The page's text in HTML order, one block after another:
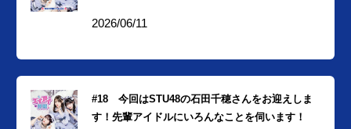
2026/06/11
#18 今回はSTU48の石田千穂さんをお迎えしま
す！先輩アイドルにいろんなことを伺います！